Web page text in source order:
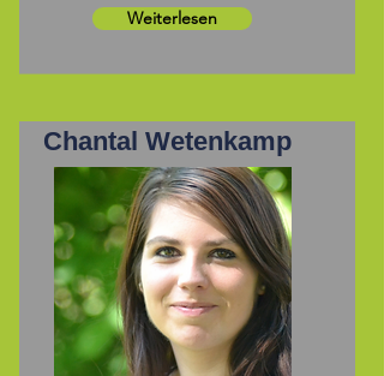
Weiterlesen
Chantal Wetenkamp